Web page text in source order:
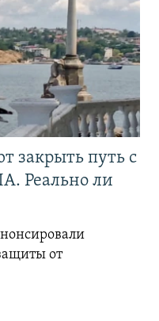
закрыть путь с
Реально ли
от